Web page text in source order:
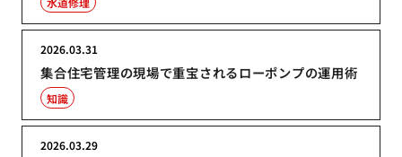
集合住宅管理の現場で重宝されるローポンプの運用術
2026.03.31
知識
2026.03.29